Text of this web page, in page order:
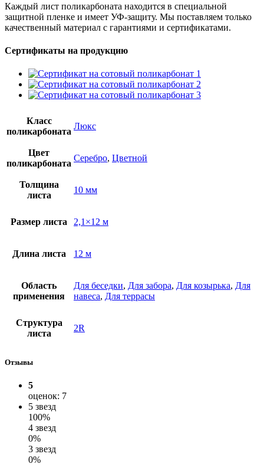
Каждый лист поликарбоната находится в специальной
защитной пленке и имеет УФ-защиту. Мы поставляем только
качественный материал с гарантиями и сертификатами.
Сертификаты на продукцию
Класс
поликарбоната
Люкс
Цвет
поликарбоната
Серебро, Цветной
Толщина
листа
10 мм
Размер листа 2,1×12 м
Длина листа 12 м
Область
применения
Для беседки, Для забора, Для козырька, Для
навеса, Для террасы
Структура
листа
2R
Отзывы
5
оценок: 7
5 звезд
100%
4 звезд
0%
3 звезд
0%